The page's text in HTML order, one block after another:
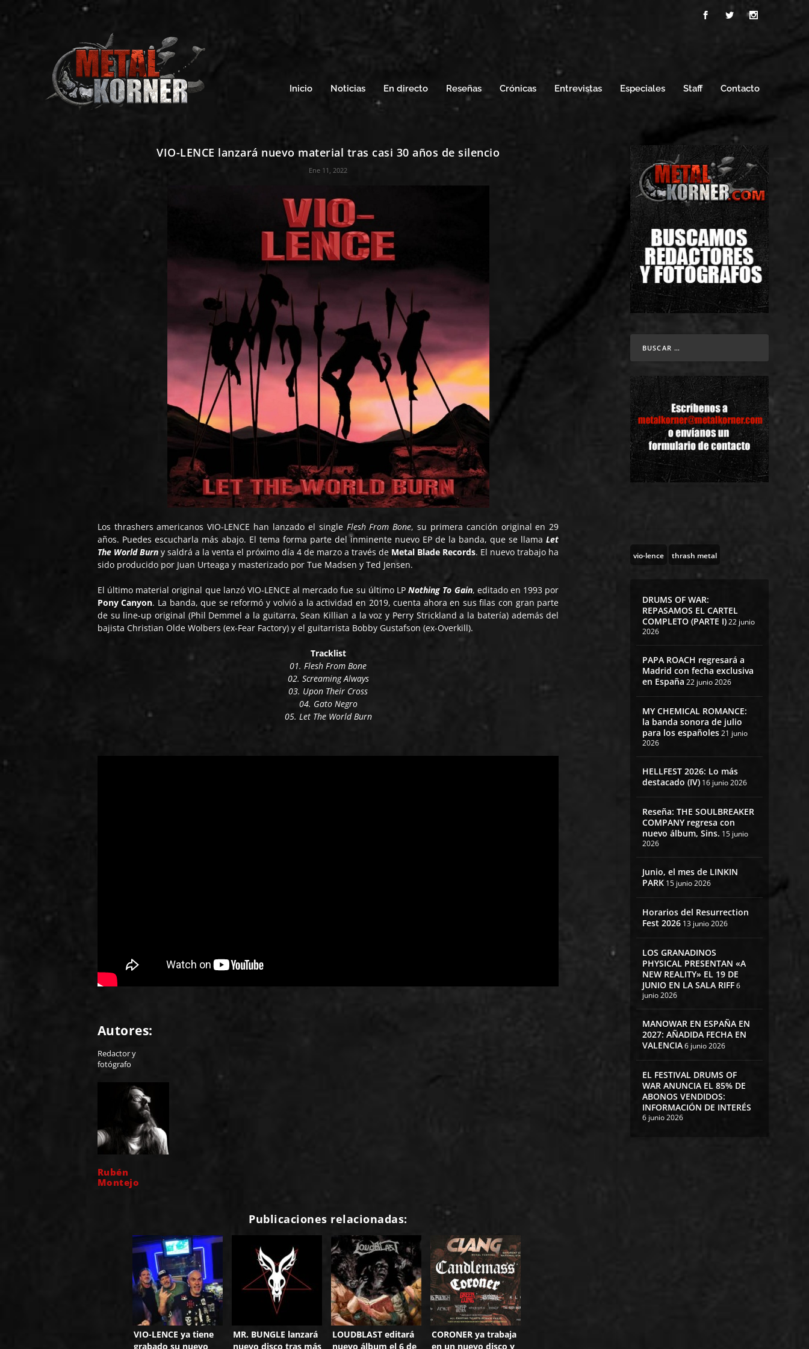
Inicio Noticias En directo Reseñas Crónicas Entrevistas Especiales Staff Contacto
VIO-LENCE lanzará nuevo material tras casi 30 años de silencio
Ene 11, 2022
Los thrashers americanos VIO-LENCE han lanzado el single Flesh From Bone, su primera canción original en 29
años. Puedes escucharla más abajo. El tema forma parte del inminente nuevo EP de la banda, que se llamaLet
The World Burn y saldrá a la venta el próximo día 4 de marzo a través de Metal Blade Records. El nuevo trabajo ha
sido producido por Juan Urteaga y masterizado por Tue Madsen y Ted Jensen.
El último material original que lanzó VIO-LENCE al mercado fue su último LPNothing To Gain, editado en 1993 por
Pony Canyon. La banda, que se reformó y volvió a la actividad en 2019, cuenta ahora en sus filas con gran parte
de su line-up original (Phil Demmel a la guitarra, Sean Killian a la voz y Perry Strickland a la batería) además del
bajista Christian Olde Wolbers (ex-Fear Factory) y el guitarrista Bobby Gustafson (ex-Overkill).
Tracklist
01. Flesh From Bone
02. Screaming Always
03. Upon Their Cross
04. Gato Negro
05. Let The World Burn
Autores:
Redactor y
fotógrafo
Rubén
Montejo
Publicaciones relacionadas:
VIO-LENCE ya tiene
grabado su nuevo
MR. BUNGLE lanzará
nuevo disco tras más
LOUDBLAST editará
nuevo álbum el 6 de
CORONER ya trabaja
en un nuevo disco y
vio-lence thrash metal
DRUMS OF WAR:
REPASAMOS EL CARTEL
COMPLETO (PARTE I)22 junio
2026
PAPA ROACH regresará a
Madrid con fecha exclusiva
en España 22 junio 2026
MY CHEMICAL ROMANCE:
la banda sonora de julio
para los españoles21 junio
2026
HELLFEST 2026: Lo más
destacado (IV) 16 junio 2026
Reseña: THE SOULBREAKER
COMPANY regresa con
nuevo álbum, Sins. 15 junio
2026
Junio, el mes de LINKIN
PARK 15 junio 2026
Horarios del Resurrection
Fest 2026 13 junio 2026
LOS GRANADINOS
PHYSICAL PRESENTAN «A
NEW REALITY» EL 19 DE
JUNIO EN LA SALA RIFF6
junio 2026
MANOWAR EN ESPAÑA EN
2027: AÑADIDA FECHA EN
VALENCIA6 junio 2026
EL FESTIVAL DRUMS OF
WAR ANUNCIA EL 85% DE
ABONOS VENDIDOS:
INFORMACIÓN DE INTERÉS
6 junio 2026